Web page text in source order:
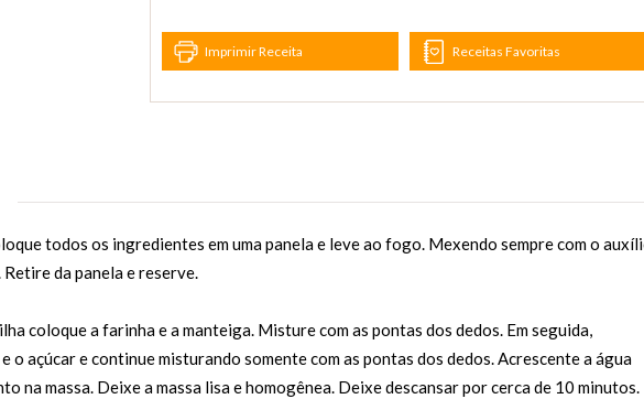
Imprimir Receita Receitas Favoritas
todos os ingredientes em uma panela e leve ao fogo. Mexendo sempre com o
da panela e reserve.
coloque a farinha e a manteiga. Misture com as pontas dos dedos. Em seguida,
o açúcar e continue misturando somente com as pontas dos dedos. Acrescente a água
na massa. Deixe a massa lisa e homogênea. Deixe descansar por cerca de 10 minutos.